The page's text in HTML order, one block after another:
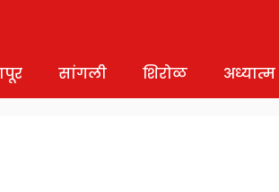
सांगली शिरोळ अध्यात्म